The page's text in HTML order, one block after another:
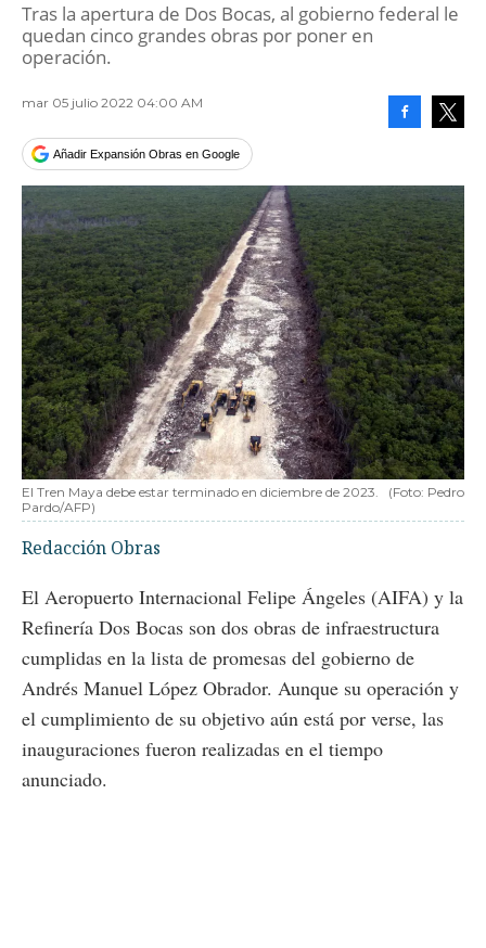
Tras la apertura de Dos Bocas, al gobierno federal le
quedan cinco grandes obras por poner en
operación.
mar 05 julio 2022 04:00 AM
Añadir Expansión Obras en Google
El Tren Maya debe estar terminado en diciembre de 2023.
(Foto: Pedro
Pardo/AFP)
Redacción Obras
El Aeropuerto Internacional Felipe Ángeles (AIFA) y la
Refinería Dos Bocas son dos obras de infraestructura
cumplidas en la lista de promesas del gobierno de
Andrés Manuel López Obrador. Aunque su operación y
el cumplimiento de su objetivo aún está por verse, las
inauguraciones fueron realizadas en el tiempo
anunciado.